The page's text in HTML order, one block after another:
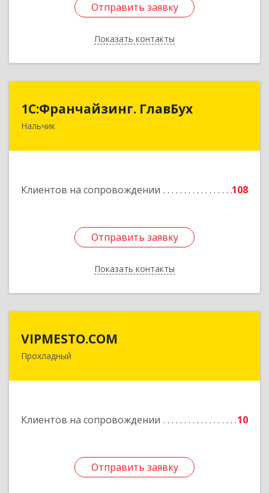
Отправить заявку
Показать контакты
Отправить заявку
Назад
1С:Франчайзинг. ГлавБух
Нальчик
Клиентов на сопровождении 108
Отправить заявку
Показать контакты
1С:Франчайзинг. ГлавБух
360000, Кабардино-Балкарская Респ, Нальчик г,
Отправить заявку
Назад
VIPMESTO.COM
Прохладный
Клиентов на сопровождении 10
Отправить заявку
Отправить заявку